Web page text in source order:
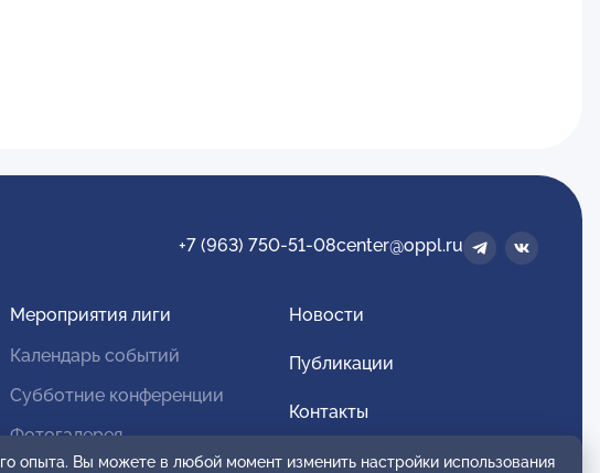
+7 (963) 750-51-08center@oppl.ru
Мероприятия лиги
Календарь событий
Субботние конференции
Фотогалерея
Новости
Публикации
Контакты
Для спонсоров и партнеров
опыта. Вы можете в любой момент изменить настройки использования